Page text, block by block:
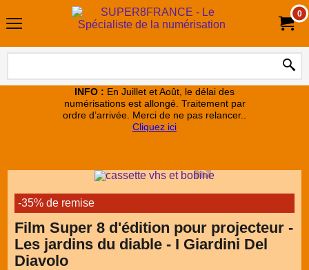
0
INFO : En Juillet et Août, le délai des
numérisations est allongé. Traitement par
ordre d’arrivée. Merci de ne pas relancer..
Cliquez ici
-35% de remise
Film Super 8 d'édition pour projecteur -
Les jardins du diable - I Giardini Del
Diavolo